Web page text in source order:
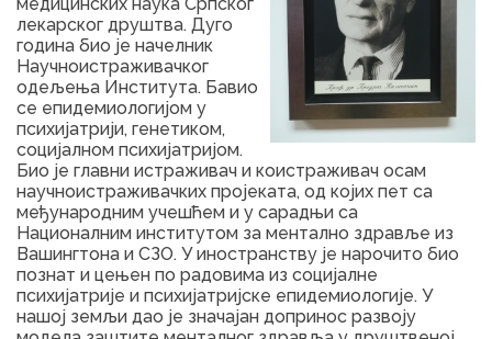
лекарског друштва. Дуго
година био је начелник
Научноистраживачког
одељења Института. Бавио
се епидемиологијом у
психијатрији, генетиком,
социјалном психијатријом.
Био је главни истраживач и коистраживач осам
научноистраживачких пројеката, од којих пет са
међународним учешћем и у сарадњи са
Националним институтом за ментално здравље из
Вашингтона и СЗО. У иностранству је нарочито био
познат и цењен по радовима из социјалне
психијатрије и психијатријске епидемиологије. У
нашој земљи дао је значајан допринос развоју